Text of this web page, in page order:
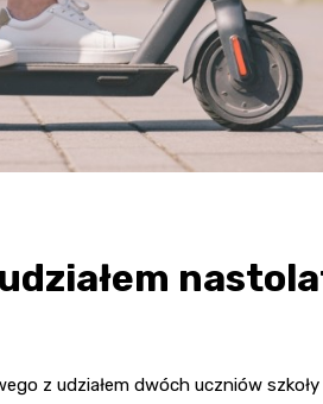
z udziałem dwóch uczniów